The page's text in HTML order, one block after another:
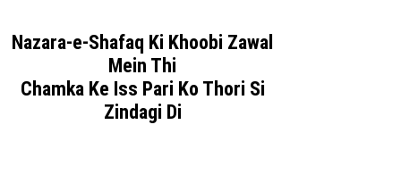
Nazara-e-Shafaq Ki Khoobi Zawal
Mein Thi
Chamka Ke Iss Pari Ko Thori Si
Zindagi Di